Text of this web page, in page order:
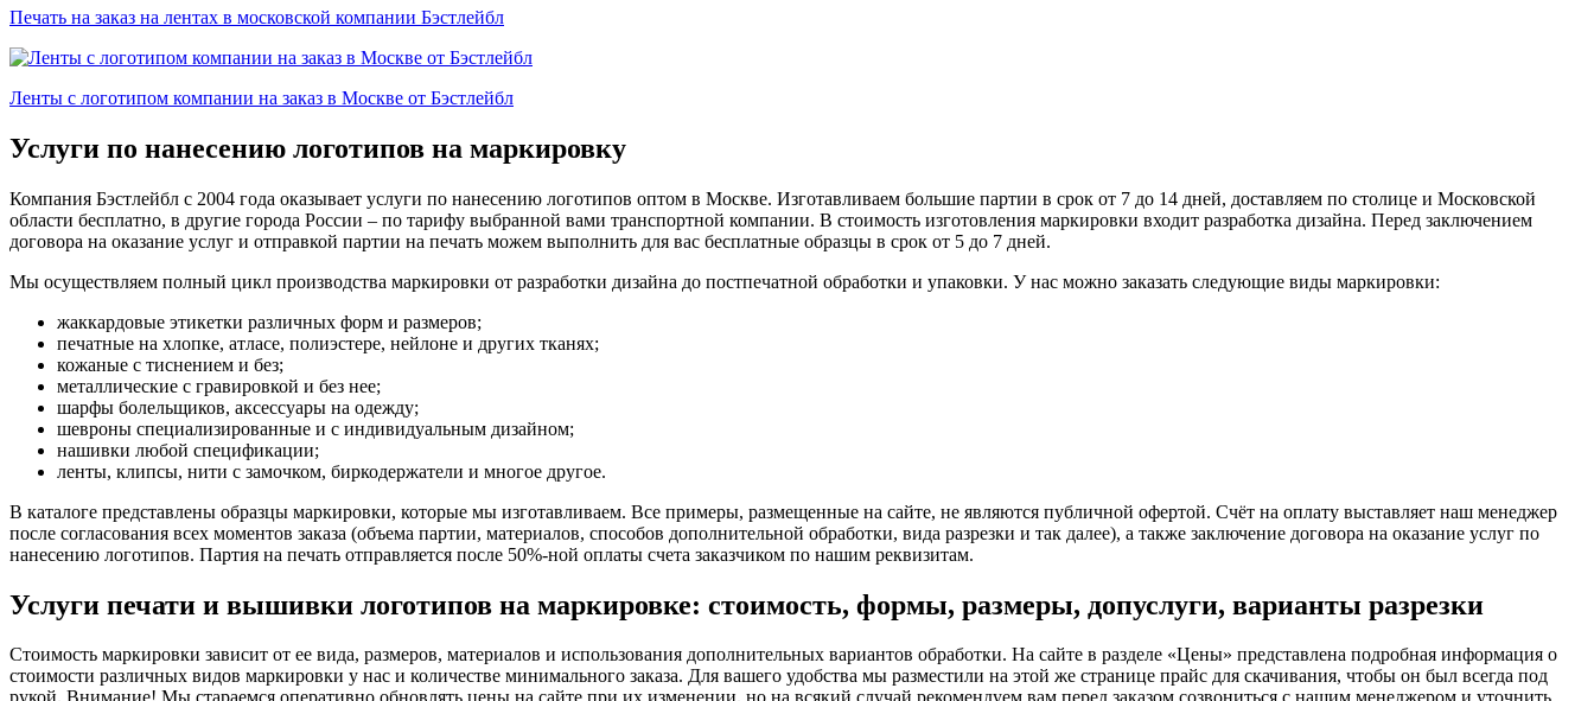
Печать на заказ на лентах в московской компании Бэстлейбл
Ленты с логотипом компании на заказ в Москве от Бэстлейбл
Услуги по нанесению логотипов на маркировку
Компания Бэстлейбл с 2004 года оказывает услуги по нанесению логотипов оптом в Москве. Изготавливаем большие партии в срок от 7 до 14 дней, доставляем по столице и Московской
области бесплатно, в другие города России – по тарифу выбранной вами транспортной компании. В стоимость изготовления маркировки входит разработка дизайна. Перед заключением
договора на оказание услуг и отправкой партии на печать можем выполнить для вас бесплатные образцы в срок от 5 до 7 дней.
Мы осуществляем полный цикл производства маркировки от разработки дизайна до постпечатной обработки и упаковки. У нас можно заказать следующие виды маркировки:
жаккардовые этикетки различных форм и размеров;
печатные на хлопке, атласе, полиэстере, нейлоне и других тканях;
кожаные с тиснением и без;
металлические с гравировкой и без нее;
шарфы болельщиков, аксессуары на одежду;
шевроны специализированные и с индивидуальным дизайном;
нашивки любой спецификации;
ленты, клипсы, нити с замочком, биркодержатели и многое другое.
В каталоге представлены образцы маркировки, которые мы изготавливаем. Все примеры, размещенные на сайте, не являются публичной офертой. Счёт на оплату выставляет наш менеджер
после согласования всех моментов заказа (объема партии, материалов, способов дополнительной обработки, вида разрезки и так далее), а также заключение договора на оказание услуг по
нанесению логотипов. Партия на печать отправляется после 50%-ной оплаты счета заказчиком по нашим реквизитам.
Услуги печати и вышивки логотипов на маркировке: стоимость, формы, размеры, допуслуги, варианты разрезки
Стоимость маркировки зависит от ее вида, размеров, материалов и использования дополнительных вариантов обработки. На сайте в разделе «Цены» представлена подробная информация о
стоимости различных видов маркировки у нас и количестве минимального заказа. Для вашего удобства мы разместили на этой же странице прайс для скачивания, чтобы он был всегда под